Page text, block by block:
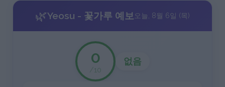
🌿Yeosu - 꽃가루 예보 오늘, 8월 6일 (목)
0
/10
없음